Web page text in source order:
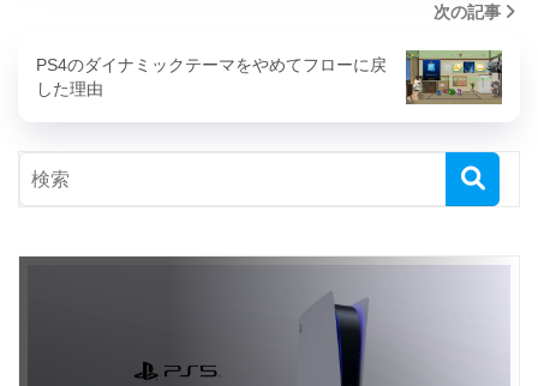
次の記事
PS4のダイナミックテーマをやめてフローに戻
した理由